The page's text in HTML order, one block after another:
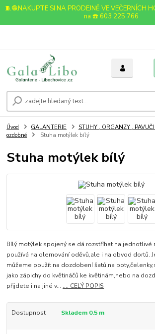
🧵🧶NAKUPTE SI NA PRODEJNĚ VE VEČERNÍCH
na ☎️ 603 225 766
Úvod GALANTERIE STUHY , ORGANZY ,
ozdobné
Stuha motýlek bílý
Stuha motýlek bílý
Bílý motýlek spojený se dá rozstříhat na jednotlivé
používá na olemování oděvů,ale i na obvod dortů.
můžeme použít na dozdobení šatů,na
jako zápichy do květináčů ke květinám,nebo na
přijdete i na jiné v... .... CELÝ POPIS
Dostupnost Skladem 0.5 m